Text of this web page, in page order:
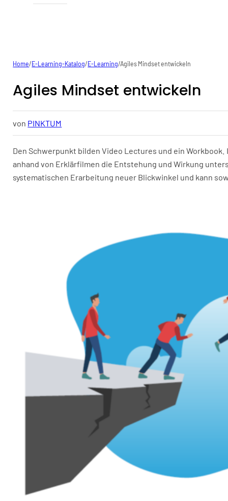
Home/ E-Learning-Katalog/ E-Learning/Agiles Mindset entwickeln
Agiles Mindset entwickeln
von PINKTUM
Den Schwerpunkt bilden Video Lectures und ein
anhand von Erklärfilmen die Entstehung und Wirkung
systematischen Erarbeitung neuer Blickwinkel und kann